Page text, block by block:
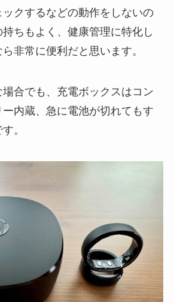
クするなどの動作をしないの
ちもよく、健康管理に特化し
非常に便利だと思います。
場合でも、充電ボックスはコン
内蔵、急に電池が切れてもす
。